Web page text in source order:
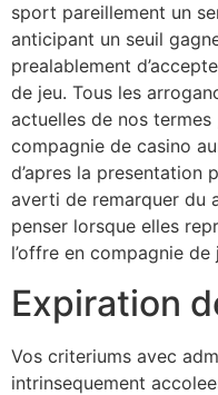
sport pareillement un
anticipant un seuil
prealablement
de jeu. Tous les
actuelles de nos
compagnie de casino
d’apres la presentation
averti de remarquer du
penser lorsque elles
l’offre en compagnie de
Expiration
Vos criteriums avec
intrinsequement